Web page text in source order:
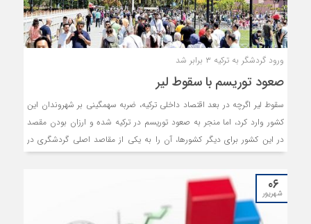
ورود گردشگر به ترکیه ۳ برابر شد
صعود توریسم با سقوط لیر
سقوط لیر اگرچه در بعد اقتصاد داخلی ترکیه، ضربه سهمگینی بر شهروندان این
کشور وارد کرد، اما منجر به صعود توریسم در ترکیه شده و ارزان بودن مقصد
در این کشور برای دیگر کشورها، آن را به یکی از مقاصد اصلی گردشگری در
جهان تبدیل کرده است.
۰۶
شهریور